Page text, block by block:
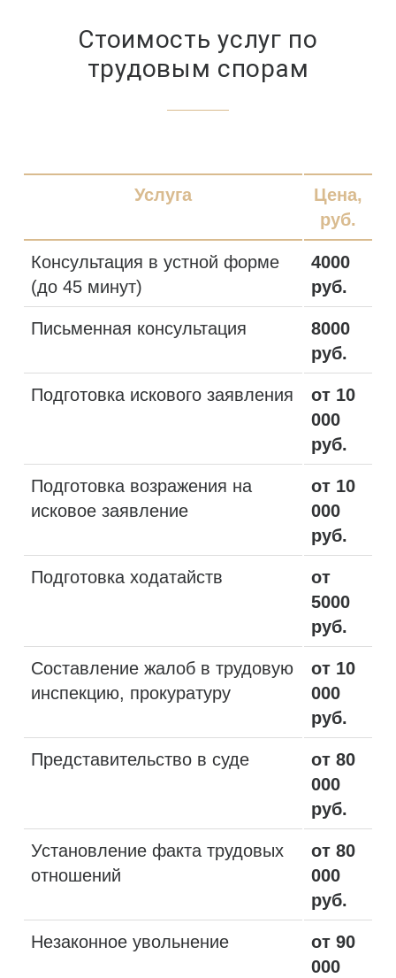
Стоимость услуг по
трудовым спорам
Услуга
Цена,
руб.
Консультация в устной форме
(до 45 минут)
4000
руб.
Письменная консультация
8000
руб.
Подготовка искового заявления
от 10
000
руб.
Подготовка возражения на
исковое заявление
от 10
000
руб.
Подготовка ходатайств
от
5000
руб.
Составление жалоб в трудовую
инспекцию, прокуратуру
от 10
000
руб.
Представительство в суде
от 80
000
руб.
Установление факта трудовых
отношений
от 80
000
руб.
Незаконное увольнение
от 90
000